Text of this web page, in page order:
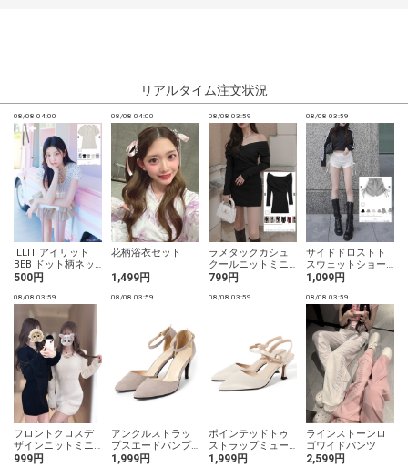
リアルタイム注文状況
08/08 04:00
ILLIT アイリット
BEB ドット柄ネッ
クリボントップス
500円
08/08 04:00
花柄浴衣セット
1,499円
08/08 03:59
ラメタックカシュ
クールニットミニ
ワンピース
799円
08/08 03:59
サイドドロストト
スウェットショー
トパンツ
1,099円
08/08 03:59
フロントクロスデ
ザインニットミニ
ワンピース
999円
08/08 03:59
アンクルストラッ
プスエードパンプ
ス1,999円
08/08 03:59
ポインテッドトゥ
ストラップミュー
ル1,999円
08/08 03:59
ラインストーンロ
ゴワイドパンツ
2,599円